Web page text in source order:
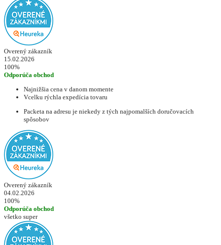
Overený zákazník
15.02.2026
100%
Odporúča obchod
Najnižšia cena v danom momente
Vcelku rýchla expedícia tovaru
Packeta na adresu je niekedy z tých najpomalších doručovacích
spôsobov
Overený zákazník
04.02.2026
100%
Odporúča obchod
všetko super